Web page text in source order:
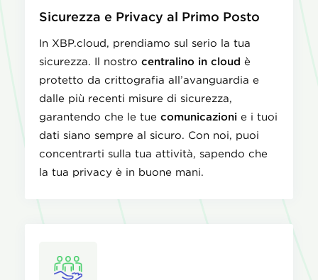
Sicurezza e Privacy al Primo Posto
In XBP.cloud, prendiamo sul serio la tua
sicurezza. Il nostro centralino in cloud è
protetto da crittografia all’avanguardia e
dalle più recenti misure di sicurezza,
garantendo che le tue comunicazioni e i tuoi
dati siano sempre al sicuro. Con noi, puoi
concentrarti sulla tua attività, sapendo che
la tua privacy è in buone mani.